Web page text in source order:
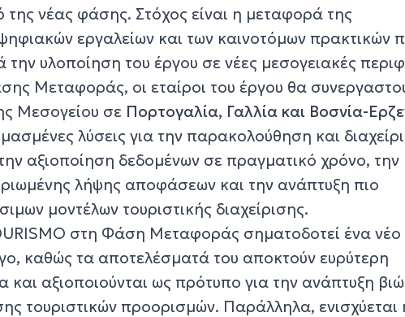
της νέας φάσης. Στόχος είναι η μεταφορά της
εργαλείων και των καινοτόμων πρακτικών
υλοποίηση του έργου σε νέες μεσογειακές
Μεταφοράς, οι εταίροι του έργου θα
Μεσογείου σε Πορτογαλία, Γαλλία και Βοσνία-
λύσεις για την παρακολούθηση και
αξιοποίηση δεδομένων σε πραγματικό χρόνο, την
λήψης αποφάσεων και την ανάπτυξη πιο
μοντέλων τουριστικής διαχείρισης.
στη Φάση Μεταφοράς σηματοδοτεί ένα νέο
καθώς τα αποτελέσματά του αποκτούν ευρύτερη
και αξιοποιούνται ως πρότυπο για την ανάπτυξη
τουριστικών προορισμών. Παράλληλα, ενισχύεται